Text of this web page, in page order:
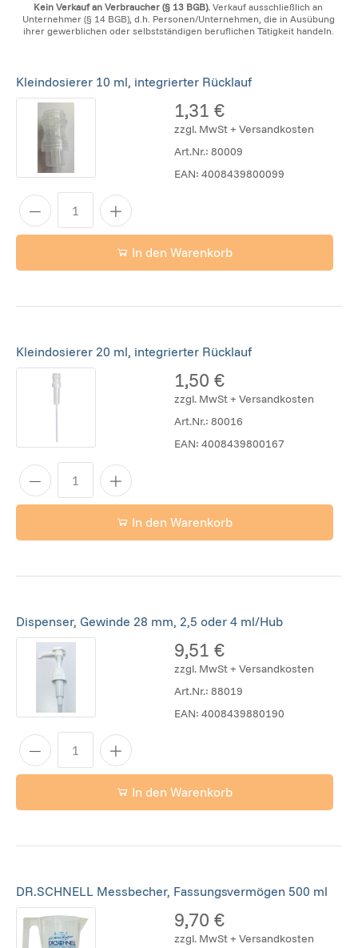
Kein Verkauf an Verbraucher (§ 13 BGB). Verkauf ausschließlich an
Unternehmer (§ 14 BGB), d.h. Personen/Unternehmen, die in Ausübung
ihrer gewerblichen oder selbstständigen beruflichen Tätigkeit handeln.
Kleindosierer 10 ml, integrierter Rücklauf
1,31 €
zzgl. MwSt + Versandkosten
Art.Nr.:80009
EAN:4008439800099
In den Warenkorb
Kleindosierer 20 ml, integrierter Rücklauf
1,50 €
zzgl. MwSt + Versandkosten
Art.Nr.:80016
EAN:4008439800167
In den Warenkorb
Dispenser, Gewinde 28 mm, 2,5 oder 4 ml/Hub
9,51 €
zzgl. MwSt + Versandkosten
Art.Nr.:88019
EAN:4008439880190
In den Warenkorb
DR.SCHNELL Messbecher, Fassungsvermögen 500 ml
9,70 €
zzgl. MwSt + Versandkosten